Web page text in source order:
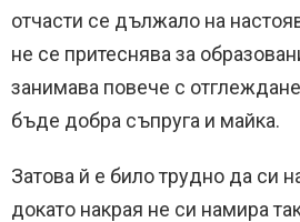
отчасти се дължало на
не се притеснява за
занимава повече с
бъде добра съпруга и майка.
Затова й е било трудно да си
докато накрая не си намира